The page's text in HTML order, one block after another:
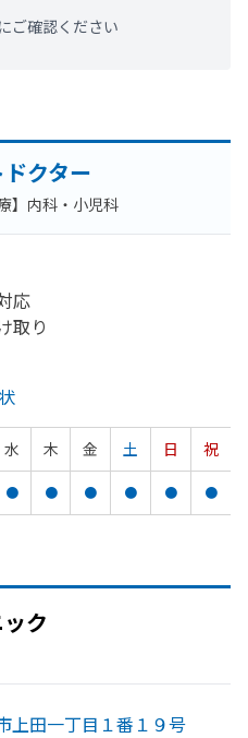
ご確認ください
クター
】内科・小児科
応
取り
水 木 金 土 日
祝
● ● ● ● ● ●
ク
上田一丁目１番１９号